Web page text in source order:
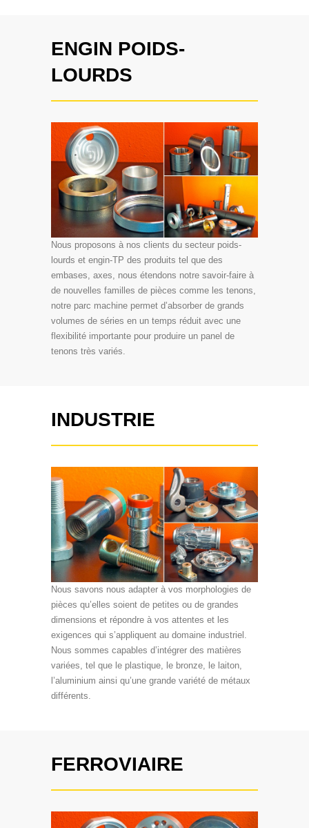
ENGIN POIDS-
LOURDS
Nous proposons à nos clients du secteur poids-
lourds et engin-TP des produits tel que des
embases, axes, nous étendons notre savoir-faire à
de nouvelles familles de pièces comme les tenons,
notre parc machine permet d’absorber de grands
volumes de séries en un temps réduit avec une
flexibilité importante pour produire un panel de
tenons très variés.
INDUSTRIE
Nous savons nous adapter à vos morphologies de
pièces qu’elles soient de petites ou de grandes
dimensions et répondre à vos attentes et les
exigences qui s’appliquent au domaine industriel.
Nous sommes capables d’intégrer des matières
variées, tel que le plastique, le bronze, le laiton,
l’aluminium ainsi qu’une grande variété de métaux
différents.
FERROVIAIRE